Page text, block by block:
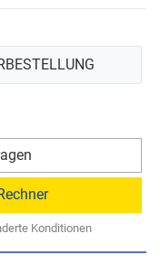
Konditionen